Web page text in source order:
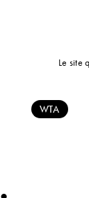
Le site
WTA